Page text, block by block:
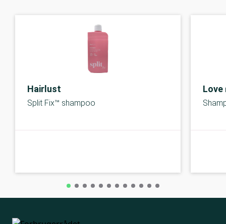
Hairlust
Split Fix™ shampoo
Love